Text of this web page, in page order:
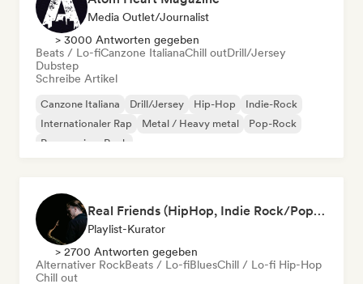
Media Outlet/Journalist
> 3000 Antworten gegeben
Beats / Lo-fiCanzone ItalianaChill outDrill/Jersey
Dubstep
Schreibe Artikel
Canzone Italiana Drill/Jersey Hip-Hop
Indie-Rock
Internationaler Rap
Metal / Heavy metal
Pop-Rock
Progressiver Rock
Real Friends (HipHop, Indie Rock/Pop, Chill Out, Soul, Techno)
Playlist-Kurator
> 2700 Antworten gegeben
Alternativer RockBeats / Lo-fiBluesChill / Lo-fi Hip-Hop
Chill out